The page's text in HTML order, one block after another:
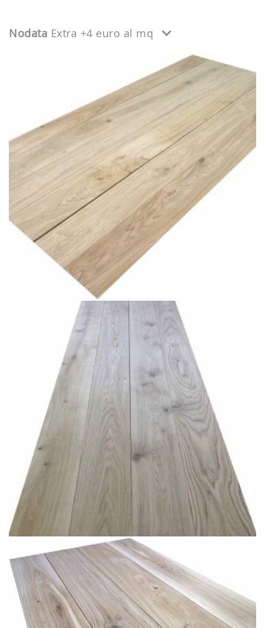
Nodata Extra +4 euro al mq